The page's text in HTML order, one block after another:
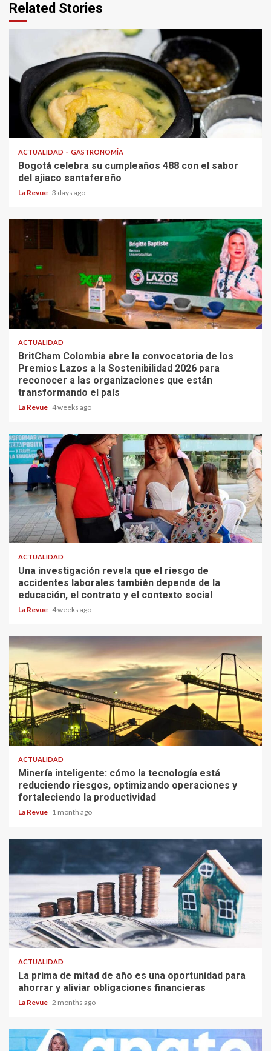
Related Stories
ACTUALIDAD GASTRONOMÍA
Bogotá celebra su cumpleaños 488 con el sabor
del ajiaco santafereño
La Revue 3 days ago
ACTUALIDAD
BritCham Colombia abre la convocatoria de los
Premios Lazos a la Sostenibilidad 2026 para
reconocer a las organizaciones que están
transformando el país
La Revue 4 weeks ago
ACTUALIDAD
Una investigación revela que el riesgo de
accidentes laborales también depende de la
educación, el contrato y el contexto social
La Revue 4 weeks ago
ACTUALIDAD
Minería inteligente: cómo la tecnología está
reduciendo riesgos, optimizando operaciones y
fortaleciendo la productividad
La Revue 1 month ago
ACTUALIDAD
La prima de mitad de año es una oportunidad para
ahorrar y aliviar obligaciones financieras
La Revue 2 months ago